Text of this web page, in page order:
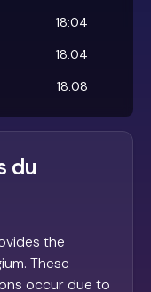
18:04
18:04
18:08
du
the
These
occur due to